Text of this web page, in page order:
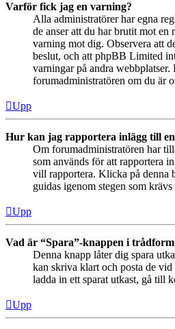
Varför fick jag en varning?
Alla administratörer har egna
de anser att du har brutit mot en
varning mot dig. Observera att
beslut, och att phpBB Limited
varningar på andra webbplatser.
forumadministratören om du är
Upp
Hur kan jag rapportera inlägg till
Om forumadministratören har
som används för att rapportera
vill rapportera. Klicka på denna
guidas igenom stegen som
Upp
Vad är “Spara”-knappen i
Denna knapp låter dig spara
kan skriva klart och posta de
ladda in ett sparat utkast, gå till
Upp